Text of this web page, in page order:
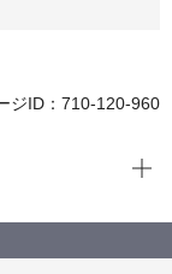
ジID：710-120-960
ます
現在